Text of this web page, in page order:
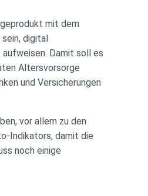
mit dem
digital
Damit soll es
Altersvorsorge
und Versicherungen
vor allem zu den
Indikators, damit die
noch einige